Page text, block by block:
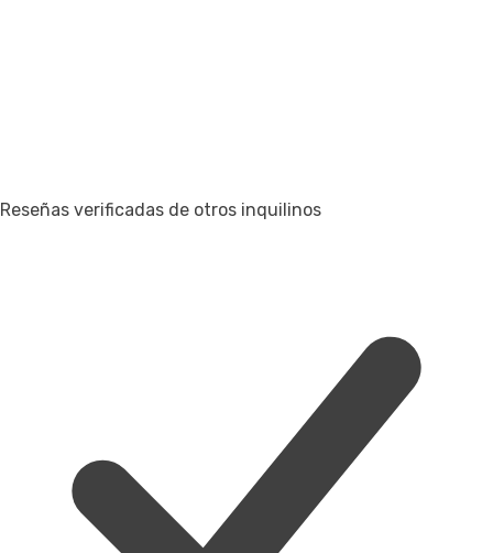
Reseñas verificadas de otros inquilinos